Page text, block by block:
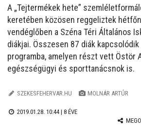
A „Tejtermékek hete”
keretében közösen reggeliztek
vendéglőben a Széna Téri Általános
diákjai. Összesen 87 diák kapcsolódik
programba, amelyen részt vett Östör
egészségügyi és sporttanácsnok is.
SZEKESFEHERVAR.HU MOLNÁR ARTÚR
2019.01.28. 10:44 | 8 ÉVE